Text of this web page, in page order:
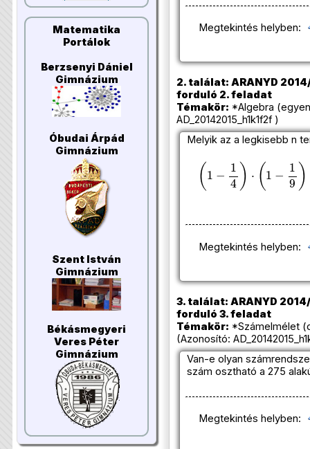
Matematika
Portálok
Berzsenyi Dániel
Gimnázium
Óbudai Árpád
Gimnázium
Szent István
Gimnázium
Békásmegyeri
Veres Péter
Gimnázium
Megtekintés helyben:
2. találat: ARANYD
forduló 2. feladat
Témakör: *Algebra
AD_20142015_h1k1f2f )
Melyik az a legkisebb n
(1− )⋅ (1 9) (1 −
Megtekintés helyben:
3. találat: ARANYD
forduló 3. feladat
Témakör: *Számelmélet
(Azonosító:
Van-e olyan
szám osztható a 275
Megtekintés helyben: